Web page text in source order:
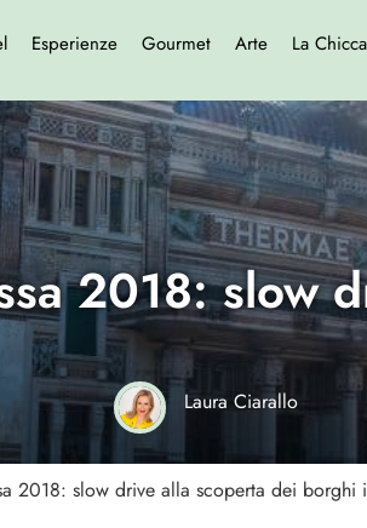
Esperienze Gourmet Arte La Chicca
2018: slow
Laura Ciarallo
2018: slow drive alla scoperta dei borghi